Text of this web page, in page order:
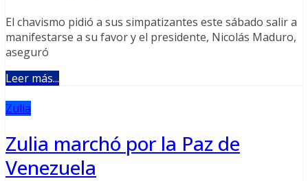
El chavismo pidió a sus simpatizantes este sábado salir a
manifestarse a su favor y el presidente, Nicolás Maduro,
aseguró
Leer más...
Zulia
Zulia marchó por la Paz de
Venezuela